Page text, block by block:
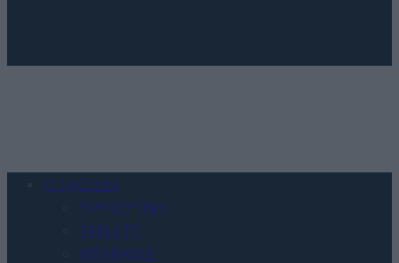
Urządzenia
SMARTFONY
TABLETY
WEARABLE